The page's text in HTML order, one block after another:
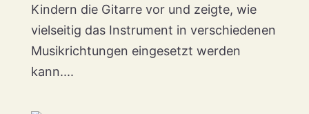
Kindern die Gitarre vor und zeigte, wie
vielseitig das Instrument in verschiedenen
Musikrichtungen eingesetzt werden
kann....